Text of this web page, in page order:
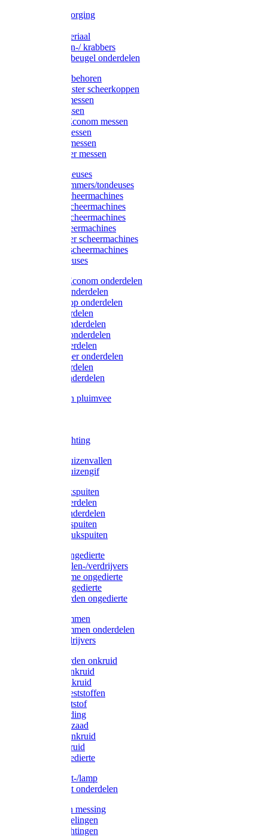
Klauwverzorging
Injectiemateriaal
Hoefmessen-/ krabbers
Hoefbekapbeugel onderdelen
Messen toebehoren
Moser & Oster scheerkoppen
Hauptner messen
Liscop messen
Aesculap/Econom messen
Heiniger messen
Constanta messen
FarmClipper messen
Moser tondeuses
Overige trimmers/tondeuses
Heiniger scheermachines
Hauptner scheermachines
Aesculap scheermachines
Liscop scheermachines
FarmClipper scheermachines
Constanta scheermachines
Wahl tondeuses
Aesculap/Econom onderdelen
Hauptner onderdelen
Lister/Liscop onderdelen
Eider onderdelen
Heiniger onderdelen
Constanta onderdelen
Moser onderdelen
Farm Clipper onderdelen
Oster onderdelen
TailWell onderdelen
Voerbakken pluimvee
LED verlichting
Ratten / Muizenvallen
Ratten / Muizengif
Gloria drukspuiten
Gloria onderdelen
Gardena onderdelen
Dario drukspuiten
Gardena drukspuiten
Diversen ongedierte
Insectenvallen-/verdrijvers
Protect Home ongedierte
Solabiol ongedierte
Protect Garden ongedierte
Mollenklemmen
Mollenklemmen onderdelen
Mollenverdrijvers
Protect Garden onkruid
Diversen onkruid
Solabiol onkruid
Solabiol meststoffen
Pokon meststof
Pokon voeding
Pokon graszaad
Roundup onkruid
Pokon onkruid
Pokon ongedierte
Vliegenkast-/lamp
Vliegenkast onderdelen
Zuigkorven messing
Geka koppelingen
Geka afdichtingen